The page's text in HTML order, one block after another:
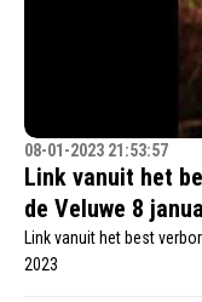
08-01-2023 21:53:57
Link vanuit het
de Veluwe 8
Link vanuit het best
2023